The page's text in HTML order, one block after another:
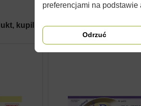
kupili również:
preferencjami na
Odrzuć